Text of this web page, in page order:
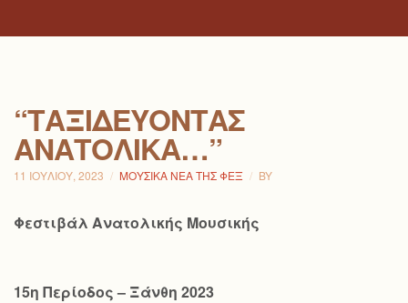
“ΤΑΞΙΔΕΎΟΝΤΑΣ
ΑΝΑΤΟΛΙΚΆ…”
11 ΙΟΥΛΊΟΥ, 2023 ΜΟΥΣΙΚΆ ΝΈΑ ΤΗΣ ΦΕΞ BY
Φεστιβάλ Ανατολικής Μουσικής
15η Περίοδος – Ξάνθη 2023